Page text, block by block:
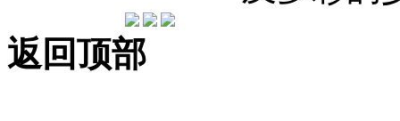
返回顶部